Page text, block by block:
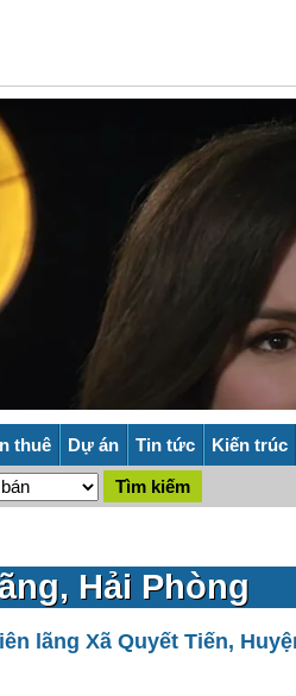
thuê Dự án Tin tức Kiến trúc
Hải Phòng
lãng Xã Quyết Tiến,